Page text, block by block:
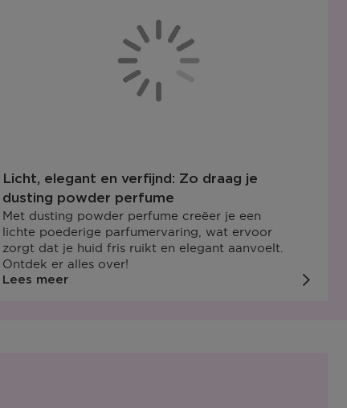
Licht, elegant en verfijnd: Zo draag je
dusting powder perfume
Met dusting powder perfume creëer je een
lichte poederige parfumervaring, wat ervoor
zorgt dat je huid fris ruikt en elegant aanvoelt.
Ontdek er alles over!
Lees meer